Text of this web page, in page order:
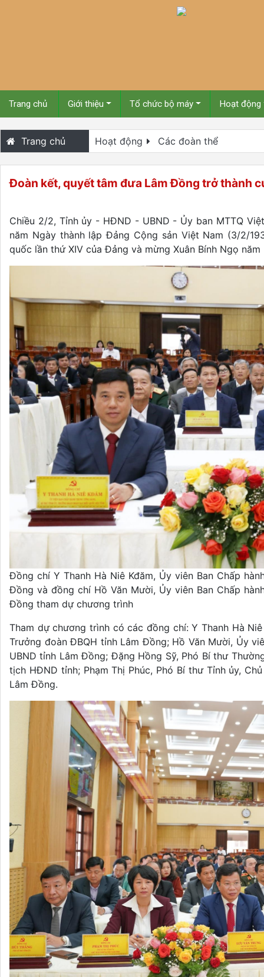
Trang chủ Giới thiệu Tổ chức bộ máy Hoạt động
Trang chủ Hoạt động Các đoàn thể
Đoàn kết, quyết tâm đưa Lâm Đồng trở thành
Chiều 2/2, Tỉnh ủy - HĐND - UBND - Ủy ban MTTQ
năm Ngày thành lập Đảng Cộng sản Việt Nam (3/2/
quốc lần thứ XIV của Đảng và mừng Xuân Bính Ngọ năm
Đồng chí Y Thanh Hà Niê Kđăm, Ủy viên Ban Chấp
Đồng và đồng chí Hồ Văn Mười, Ủy viên Ban Chấp
Đồng tham dự chương trình
Tham dự chương trình có các đồng chí: Y Thanh Hà
Trưởng đoàn ĐBQH tỉnh Lâm Đồng; Hồ Văn Mười, Ủy
UBND tỉnh Lâm Đồng; Đặng Hồng Sỹ, Phó Bí thư
tịch HĐND tỉnh; Phạm Thị Phúc, Phó Bí thư Tỉnh ủy,
Lâm Đồng.